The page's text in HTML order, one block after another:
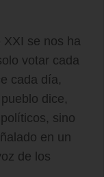
XXI se nos ha
votar cada
cada día,
dice,
sino
en un
de los